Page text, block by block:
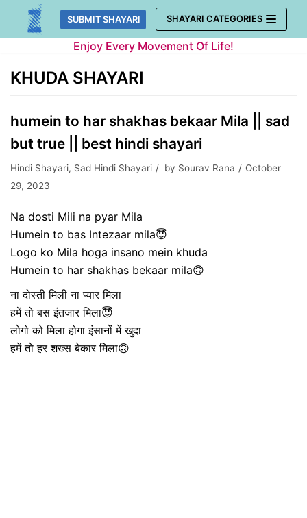
Skip
SUBMIT SHAYARI SHAYARI CATEGORIES
Enjoy Every Movement Of Life!
KHUDA SHAYARI
humein to har shakhas bekaar Mila || sad
but true || best hindi shayari
Hindi Shayari, Sad Hindi Shayari by Sourav Rana
October
29, 2023
Na dosti Mili na pyar Mila
Humein to bas Intezaar mila😇
Logo ko Mila hoga insano mein khuda
Humein to har shakhas bekaar mila🙃
ना दोस्ती मिली ना प्यार मिला
हमें तो बस इंतजार मिला😇
लोगो को मिला होगा इंसानों में खुदा
हमें तो हर शख्स बेकार मिला🙃